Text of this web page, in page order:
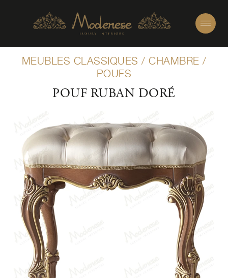
MEUBLES CLASSIQUES / CHAMBRE /
POUFS
POUF RUBAN DORÉ